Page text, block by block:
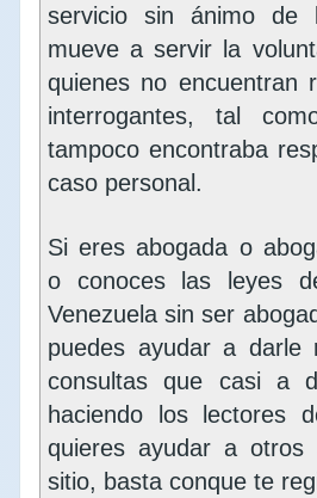
servicio sin ánimo de
mueve a servir la
quienes no encuentran
interrogantes, tal
tampoco encontraba
caso personal.
Si eres abogada o
o conoces las leyes
Venezuela sin ser
puedes ayudar a darle
consultas que casi a
haciendo los lectores
quieres ayudar a
sitio, basta conque te